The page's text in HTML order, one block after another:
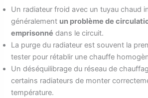
Un radiateur froid avec un tuyau chaud
généralement un problème de
emprisonné dans le circuit.
La purge du radiateur est souvent la
tester pour rétablir une chauffe
Un déséquilibrage du réseau de
certains radiateurs de monter
température.